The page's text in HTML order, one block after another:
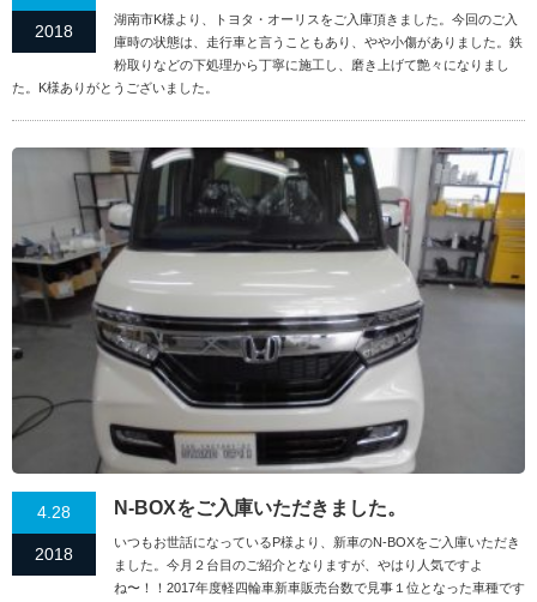
2018
湖南市K様より、トヨタ・オーリスをご入庫頂きました。今回のご入
庫時の状態は、走行車と言うこともあり、やや小傷がありました。鉄
粉取りなどの下処理から丁寧に施工し、磨き上げて艶々になりまし
た。K様ありがとうございました。
4.28
2018
N-BOXをご入庫いただきました。
いつもお世話になっているP様より、新車のN-BOXをご入庫いただき
ました。今月２台目のご紹介となりますが、やはり人気ですよ
ね〜！！2017年度軽四輪車新車販売台数で見事１位となった車種です